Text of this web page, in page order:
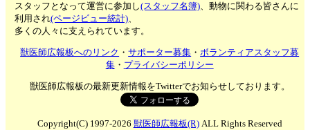
スタッフとなって運営に参加し(スタッフ名簿)、動物に関わる皆さんに
利用され(ページビュー統計)、
多くの人々に支えられています。
獣医師広報板へのリンク ・サポーター募集 ・ボランティアスタッフ募
集・ プライバシーポリシー
獣医師広報板の最新更新情報をTwitterでお知らせしております。
Copyright(C) 1997-2026 獣医師広報板(R)ALL Rights Reserved